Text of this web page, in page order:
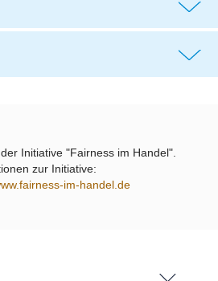
Initiative "Fairness im Handel".
zur Initiative:
im-handel.de